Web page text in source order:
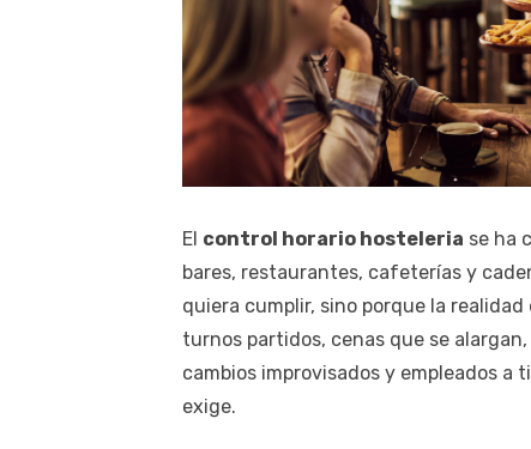
El control horario hosteleria se ha
bares, restaurantes, cafeterías y
quiera cumplir, sino porque la
turnos partidos, cenas que se
cambios improvisados y empleados a
exige.